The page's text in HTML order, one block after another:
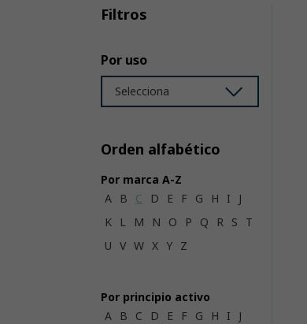
Filtros
Por uso
Selecciona
Orden alfabético
Por marca A-Z
A
B C D E F G H I
J
K
L M N O P Q R S
T
U V W X Y Z
Por principio activo
A
B C D E F G H I
J